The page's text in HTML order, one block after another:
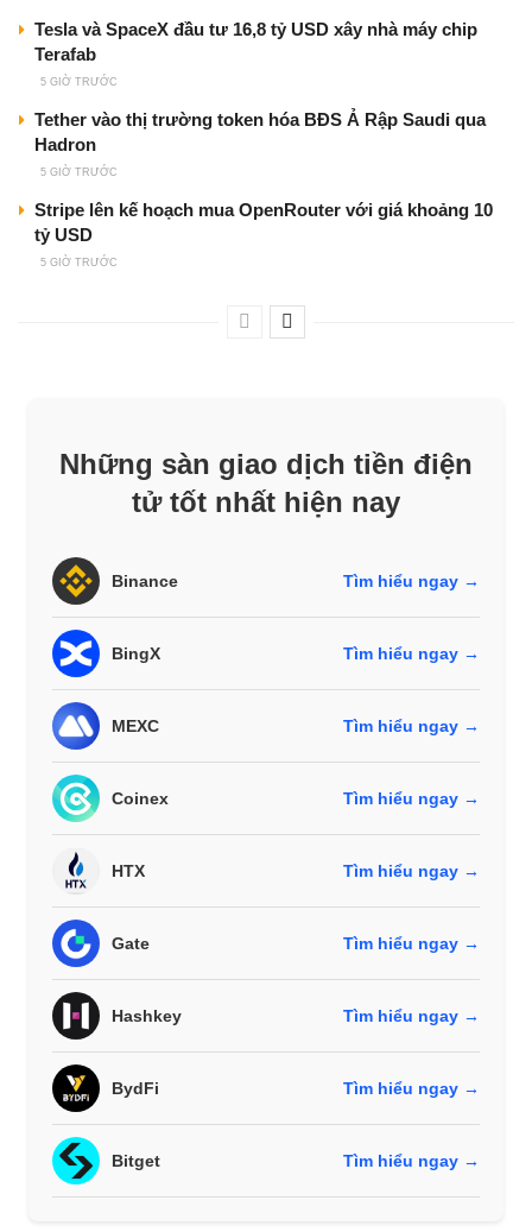
Tesla và SpaceX đầu tư 16,8 tỷ USD xây nhà máy chip
Terafab
5 GIỜ TRƯỚC
Tether vào thị trường token hóa BĐS Ả Rập Saudi qua
Hadron
5 GIỜ TRƯỚC
Stripe lên kế hoạch mua OpenRouter với giá khoảng 10
tỷ USD
5 GIỜ TRƯỚC
Những sàn giao dịch tiền điện
tử tốt nhất hiện nay
Binance Tìm hiểu ngay →
BingX Tìm hiểu ngay →
MEXC Tìm hiểu ngay →
Coinex Tìm hiểu ngay →
HTX Tìm hiểu ngay →
Gate Tìm hiểu ngay →
Hashkey Tìm hiểu ngay →
BydFi Tìm hiểu ngay →
Bitget Tìm hiểu ngay →